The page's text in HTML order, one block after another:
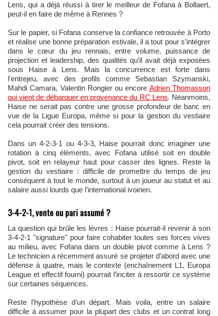
Lens, qui a déjà réussi à tirer le meilleur de Fofana à Bollaert,
peut-il en faire de même à Rennes ?
Sur le papier, si Fofana conserve la confiance retrouvée à Porto
et réalise une bonne préparation estivale, il a tout pour s’intégrer
dans le cœur du jeu rennais, entre volume, puissance de
projection et leadership, des qualités qu’il avait déjà exposées
sous Haise à Lens. Mais la concurrence est forte dans
l'entrejeu, avec des profils comme Sebastian Szymanski,
Mahdi Camara, Valentin Rongier ou encore Adrien Thomasson
qui vient de débarquer en provenance du RC Lens. Néanmoins,
Haise ne serait pas contre une grosse profondeur de banc en
vue de la Ligue Europa, même si pour la gestion du vestiaire
cela pourrait créer des tensions.
Dans un 4-2-3-1 ou 4-3-3, Haise pourrait donc imaginer une
rotation à cinq éléments, avec Fofana utilisé soit en double
pivot, soit en relayeur haut pour casser des lignes. Reste la
gestion du vestiaire : difficile de promettre du temps de jeu
conséquent à tout le monde, surtout à un joueur au statut et au
salaire aussi lourds que l’international ivoirien.
3-4-2-1, vente ou pari assumé ?
La question qui brûle les lèvres : Haise pourrait-il revenir à son
3-4-2-1 "signature" pour faire cohabiter toutes ses forces vives
au milieu, avec Fofana dans un double pivot comme à Lens ?
Le technicien a récemment assuré se projeter d’abord avec une
défense à quatre, mais le contexte (enchaînement L1, Europa
League et effectif fourni) pourrait l’inciter à ressortir ce système
sur certaines séquences.
Reste l’hypothèse d’un départ. Mais voila, entre un salaire
difficile à assumer pour la plupart des clubs et un contrat long